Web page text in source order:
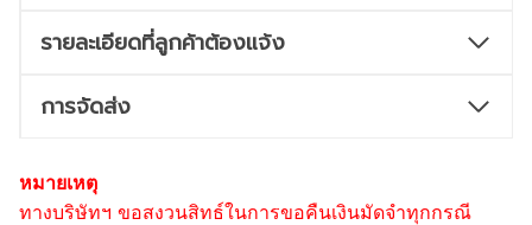
รายละเอียดที่ลูกค้าต้องแจ้ง
การจัดส่ง
หมายเหตุ
ทางบริษัทฯ ขอสงวนสิทธ์ในการขอคืนเงินมัดจำทุกกรณี